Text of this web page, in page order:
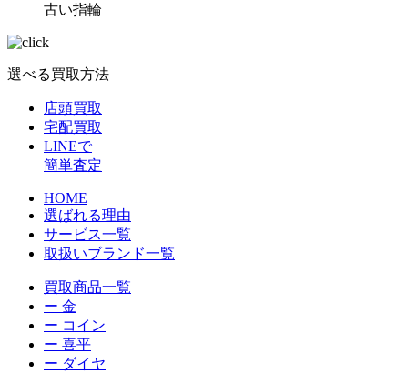
古い指輪
選べる買取方法
店頭買取
宅配買取
LINEで
簡単査定
HOME
選ばれる理由
サービス一覧
取扱いブランド一覧
買取商品一覧
ー 金
ー コイン
ー 喜平
ー ダイヤ